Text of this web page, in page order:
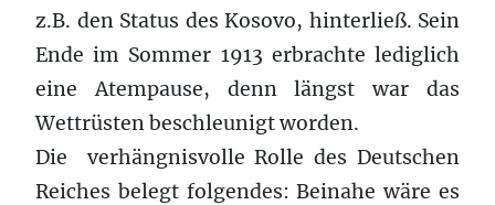
z.B. den Status des Kosovo, hinterließ. Sein
Ende im Sommer 1913 erbrachte lediglich
eine Atempause, denn längst war das
Wettrüsten beschleunigt worden.
Die verhängnisvolle Rolle des Deutschen
Reiches belegt folgendes: Beinahe wäre es